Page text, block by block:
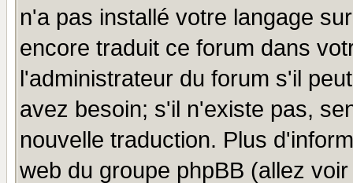
n'a pas installé votre langage
encore traduit ce forum dans
l'administrateur du forum s'il
avez besoin; s'il n'existe pas,
nouvelle traduction. Plus
web du groupe phpBB (allez